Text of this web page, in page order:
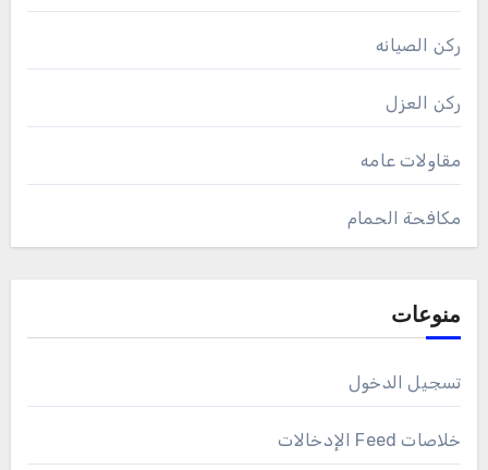
ركن الصيانه
ركن العزل
مقاولات عامه
مكافحة الحمام
منوعات
تسجيل الدخول
خلاصات Feed الإدخالات